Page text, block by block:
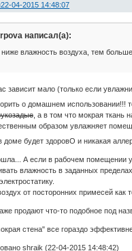
22-04-2015 14:48:07
написал(а):
влажность воздуха, тем больше
зависит мало (только если
о домашнем использовании!!!
, а в том что мокрая
образом увлажняет
доме будет здоровО и никакая
А если в рабочем помещении
влажность в заданных пределах.
от посторонних примесей как
продают что-то подобное под
стена" все гораздо
shraik (22-04-2015 14:48:42)